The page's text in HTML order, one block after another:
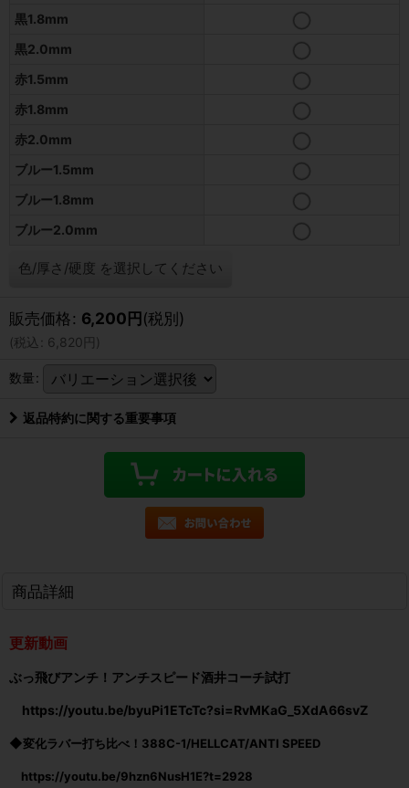
黒1.8mm
黒2.0mm
赤1.5mm
赤1.8mm
赤2.0mm
ブルー1.5mm
ブルー1.8mm
ブルー2.0mm
色/厚さ/硬度 を選択してください
販売価格: 6,200 円 (税別)
(税込 : 6,820円 )
数量:
返品特約に関する重要事項
商品詳細
更新動画
ぶっ飛びアンチ！アンチスピード酒井コーチ試打
https://youtu.be/byuPi1ETcTc?si=RvMKaG_5XdA66svZ
◆変化ラバー打ち比べ！388C-1/HELLCAT/ANTI SPEED
https://youtu.be/9hzn6NusH1E?t=2928